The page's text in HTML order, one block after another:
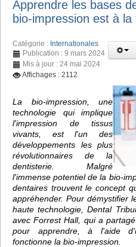
Apprendre les bases
bio-impression est à
Catégorie : Internationales
Publication : 9 mars 2024
Mis à jour : 24 mai 2024
Affichages : 2112
La bio-impression, une
technologie qui implique
l'impression de tissus
vivants, est l'un des
développements les plus
révolutionnaires de la
dentisterie. Malgré
l'immense potentiel de la bio-
dentaires trouvent le concept
appréhender. Pour démystifier
haute technologie, Dental
avec Forrest Hall, qui a
pour apprendre, à l'aide
fonctionne la bio-impression.